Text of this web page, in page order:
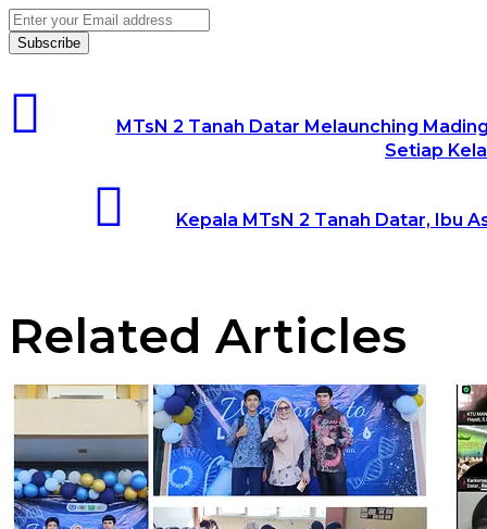
Enter
your
Email
MTsN 2 Tanah Datar Melaunching
Setiap
Kepala MTsN 2 Tanah Datar, Ibu
Related Articles